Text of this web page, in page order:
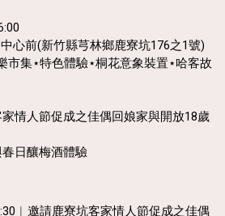
心前(新竹縣芎林鄉鹿寮坑176之1號)
市集⋆特色體驗⋆桐花意象裝置⋆哈客故
情人節促成之佳偶回娘家與開放18歲
日釀梅酒體驗
邀請鹿寮坑客家情人節促成之佳偶